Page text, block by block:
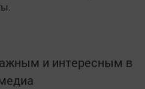
и интересным в